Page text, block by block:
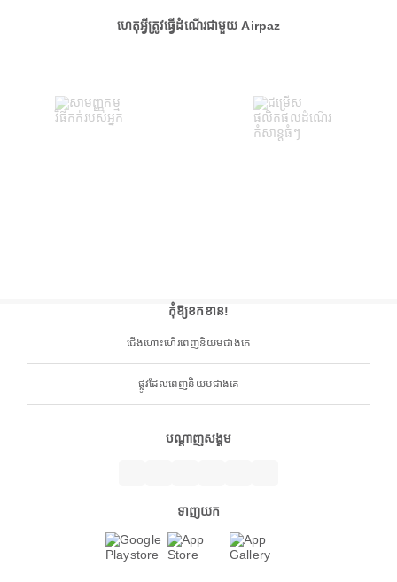
ហេតុអ្វីត្រូវធ្វើដំណើរជាមួយ Airpaz
កុំឱ្យខកខាន!
ជើងហោះហើរពេញនិយមជាងគេ
ផ្លូវដែលពេញនិយមជាងគេ
បណ្តាញសង្គម
ទាញយក